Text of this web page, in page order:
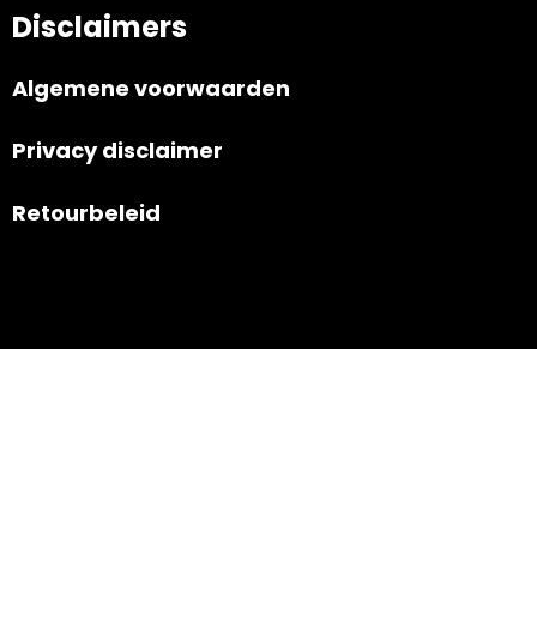
Disclaimers
Algemene voorwaarden
Privacy disclaimer
Retourbeleid